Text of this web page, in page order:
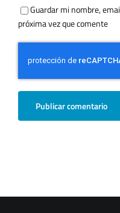
Guardar mi nombre,
próxima vez que comente